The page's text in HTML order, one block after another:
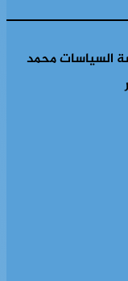
السياسات محمد